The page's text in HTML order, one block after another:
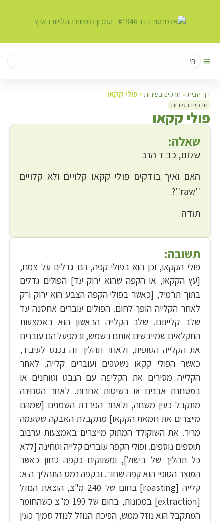
דף הבית » חרקים בפירות » פולי קקאו
חרקים בפירות
פולי קקאו
שאלה:
שלום, כבוד הרב
האם ואיך בודקים פולי קקאו קלויים ולא קלויים
''raw''?
תודה
תשובה:
פולי הקקאו, וכן הוא בפולי קפה, הם גדלים על צמח,
[עץ הקקאו, או הקפה שהוא ירוק עד] הפולים גדלים
בתוך תרמיל, [כאשר בפולי הקפה הצבע הוא ירוק ורק
לאחר הקלייה הופך לחום. הפולים עוברים אחסנה עד
שלב קלייתם. שלב הקלייה הראשון הוא באמצעות
החקלאים שמייבשים אותם בשמש, ובמפעל הם עוברים
את הקלייה הסופית, ולאחר תהליך זה נכנס לעיבוד,
כאשר הפולי קקאו נשטפים ועוברים קלייה. לאחר
הקלייה מסירים את הקליפה עם הנבט וטוחנים או
במטחנת אבנים או בשיטות אחרות. לאחר הטחינה
מתקבל כעין משחה, ולאחר הפרדת השמנים [שמהם
מייצרים את חמאת הקקאו] מתקבלת האבקה שטעמה
מריר. את השוקולד המתוק מייצרים באמצעות ערבוב
תוספים נוספים. ופולי הקפה עוברים קלייה וטחינה [ללא
כל תהליך של בישול], ומשווקים כקפה טחון כאשר
המוצר הסופי הוא קפה שחור. ובקפה נמס התהליך הוא:
קלייה [roasting] בחום של 240 מ"צ, הוצאת הנוזל
[extraction] במכונות, בחום של 190 מ"צ כשהחומר
המתקבל הוא נוזל ממש, הפיכת הנוזל לנוזל סמיך כעין